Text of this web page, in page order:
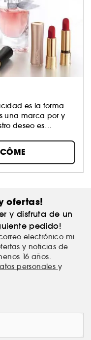
es la forma
una marca por y
deseo es
todo, felices.
una
libertad que
Desde
que empodera
ofertas!
y disfruta de un
pedido!
electrónico mi
y noticias de
16 años.
personales y